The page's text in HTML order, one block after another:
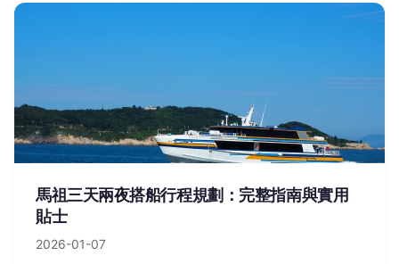
馬祖三天兩夜搭船行程規劃：完整指南與實用
貼士
2026-01-07